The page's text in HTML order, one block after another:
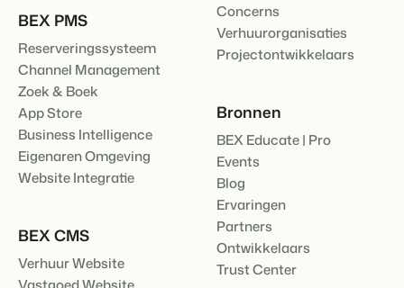
BEX PMS
Reserveringssysteem
Channel Management
Zoek & Boek
App Store
Business Intelligence
Eigenaren Omgeving
Website Integratie
BEX CMS
Verhuur Website
Concerns
Verhuurorganisaties
Projectontwikkelaars
Bronnen
BEX Educate | Pro
Events
Blog
Ervaringen
Partners
Ontwikkelaars
Trust Center